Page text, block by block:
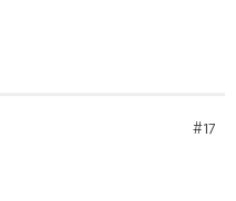
#17